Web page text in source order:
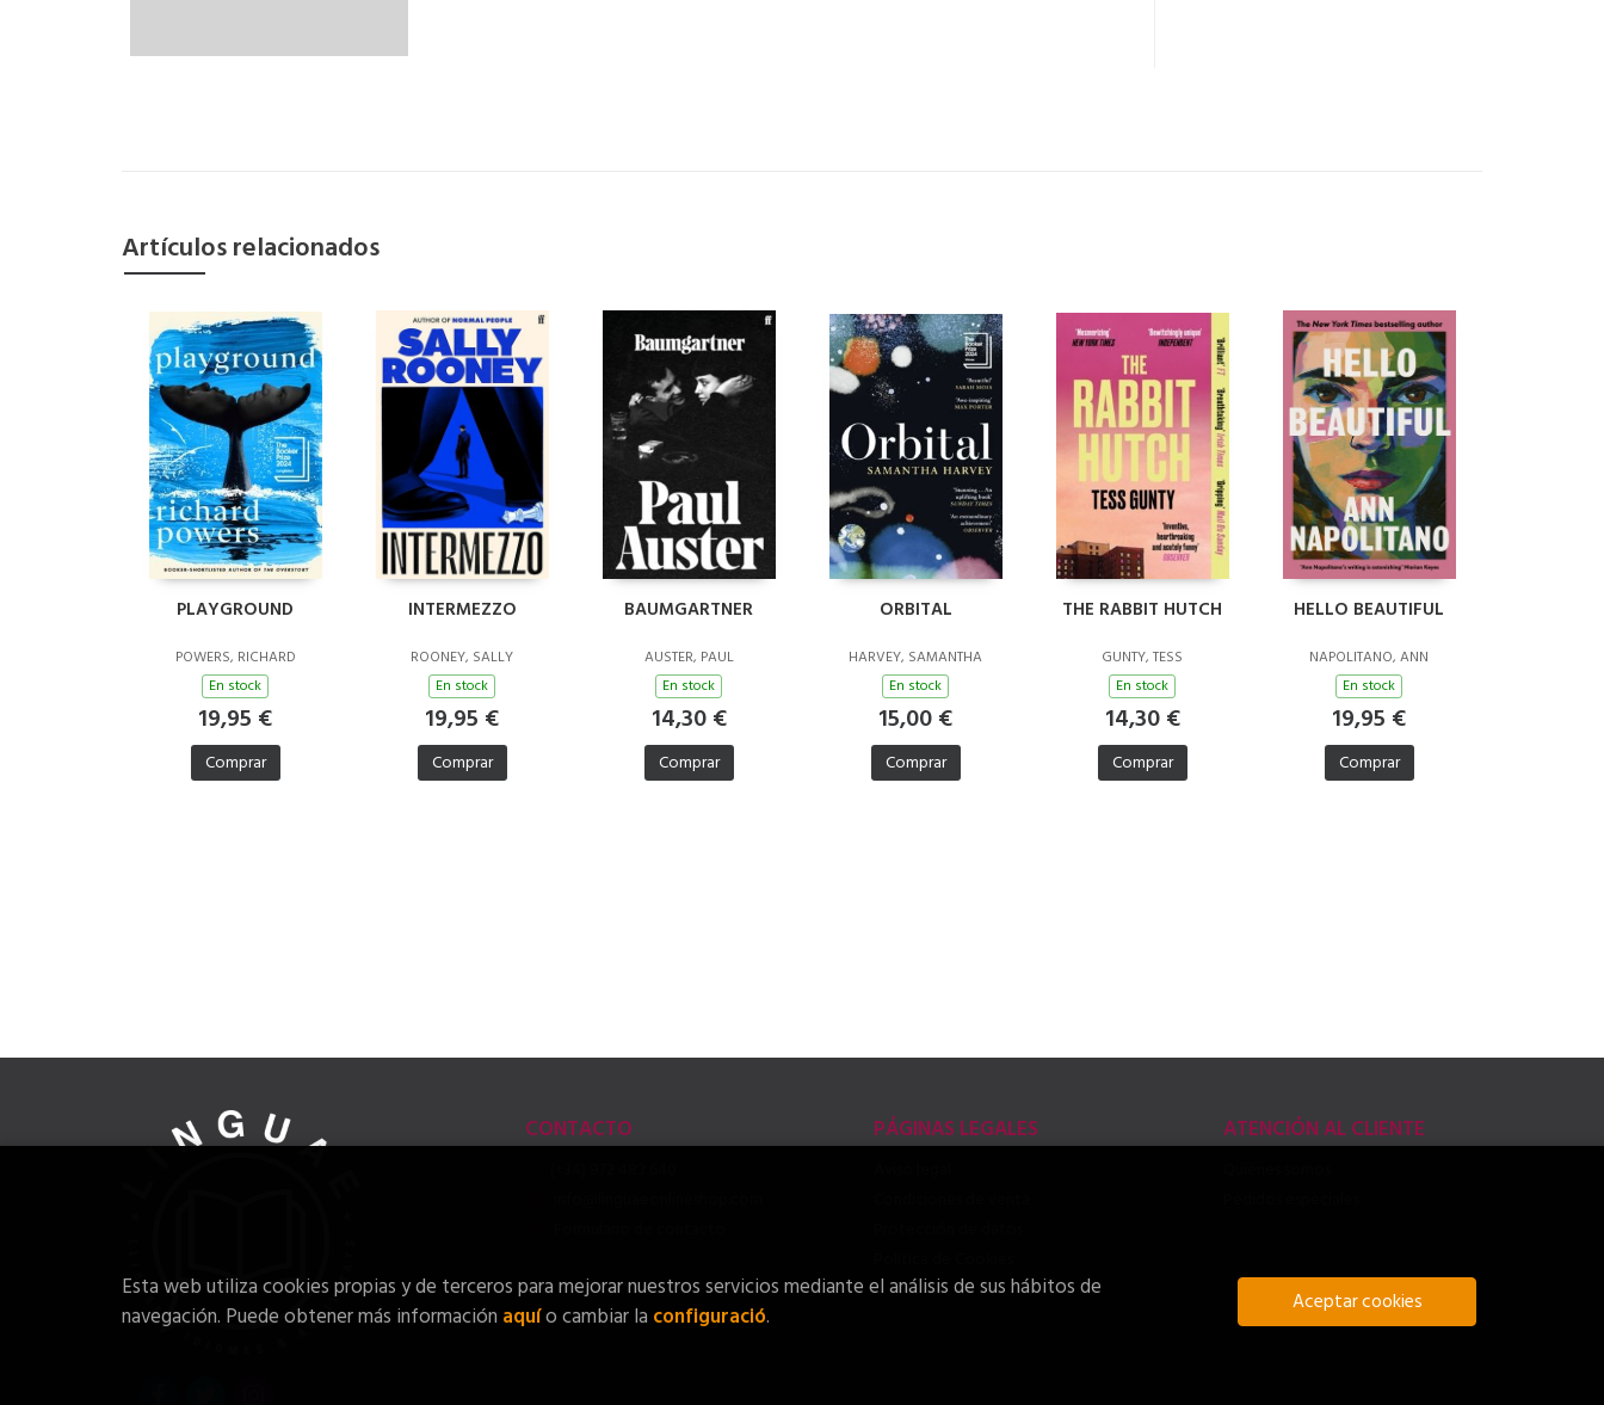
Artículos relacionados
PLAYGROUND
POWERS, RICHARD
En stock
19,95 €
Comprar
INTERMEZZO
ROONEY, SALLY
En stock
19,95 €
Comprar
BAUMGARTNER
AUSTER, PAUL
En stock
14,30 €
Comprar
ORBITAL
HARVEY, SAMANTHA
En stock
15,00 €
Comprar
THE RABBIT HUTCH
GUNTY, TESS
En stock
14,30 €
Comprar
HELLO BEAUTIFUL
NAPOLITANO, ANN
En stock
19,95 €
Comprar
CONTACTO PÁGINAS LEGALES ATENCIÓN AL CLIENTE
Esta web utiliza cookies propias y de terceros para mejorar nuestros servicios mediante el análisis de sus hábitos de
navegación. Puede obtener más información aquío cambiar la configuració. Aceptar cookies